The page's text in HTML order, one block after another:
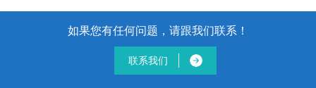
如果您有任何问题，请跟我们联系！
联系我们